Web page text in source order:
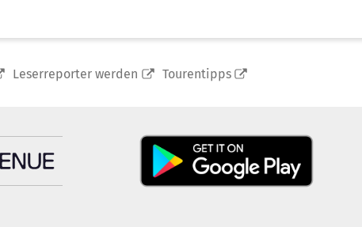
Leserreporter werden Tourentipps